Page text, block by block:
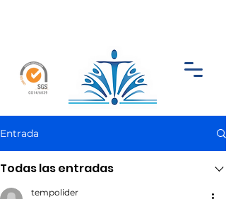
Entrada
Todas las entradas
tempolider